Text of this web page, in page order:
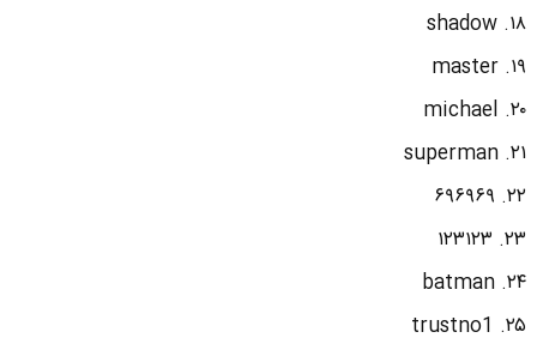
۱۸. shadow
۱۹. master
۲۰. michael
۲۱. superman
۲۲. ۶۹۶۹۶۹
۲۳. ۱۲۳۱۲۳
۲۴. batman
۲۵. trustno1